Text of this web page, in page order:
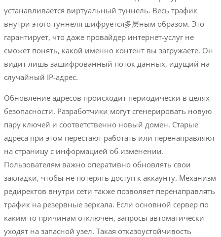
устанавливается виртуальный туннель. Весь трафик
внутри этого туннеля шифруется多层ным образом. Это
гарантирует, что даже провайдер интернет-услуг не
сможет понять, какой именно контент вы загружаете. Он
видит лишь зашифрованный поток данных, идущий на
случайный IP-адрес.
Обновление адресов происходит периодически в целях
безопасности. Разработчики могут сгенерировать новую
пару ключей и соответственно новый домен. Старые
адреса при этом перестают работать или перенаправляют
на страницу с информацией об изменении.
Пользователям важно оперативно обновлять свои
закладки, чтобы не потерять доступ к аккаунту. Механизм
редиректов внутри сети также позволяет перенаправлять
трафик на резервные зеркала. Если основной сервер по
каким-то причинам отключен, запросы автоматически
уходят на запасной узел. Такая отказоустойчивость